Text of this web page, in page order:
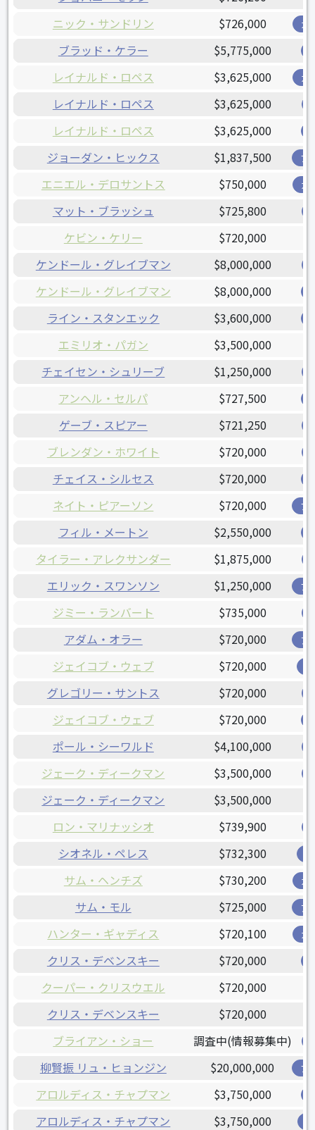
ニック・サンドリン $726,000 ガ
ブラッド・ケラー $5,775,000
レイナルド・ロペス $3,625,000 ガ
レイナルド・ロペス $3,625,000
レイナルド・ロペス $3,625,000
ジョーダン・ヒックス $1,837,500 ブ
エニエル・デロサントス $750,000 ガ
マット・ブラッシュ $725,800
ケビン・ケリー
$720,000
ケンドール・グレイブマン
$8,000,000
ケンドール・グレイブマン $8,000,000
ライン・スタンエック $3,600,000
エミリオ・パガン $3,500,000
チェイセン・シュリーブ $1,250,000
アンヘル・セルパ $727,500
ゲーブ・スピアー $721,250
ブレンダン・ホワイト $720,000
チェイス・シルセス $720,000
ネイト・ピアーソン $720,000 ブ
フィル・メートン $2,550,000
タイラー・アレクサンダー $1,875,000
エリック・スワンソン $1,250,000 ブ
ジミー・ランバート $735,000
アダム・オラー $720,000 ア
ジェイコブ・ウェブ $720,000
グレゴリー・サントス $720,000
ジェイコブ・ウェブ $720,000
ポール・シーワルド $4,100,000
ジェーク・ディークマン $3,500,000
ジェーク・ディークマン
$3,500,000
ロン・マリナッシオ
$739,900
シオネル・ペレス $732,300
サム・ヘンチズ $730,200 ガ
サム・モル $725,000 ア
ハンター・ギャディス $720,100 ガ
クリス・デベンスキー $720,000
クーパー・クリスウエル
$720,000
クリス・デベンスキー
$720,000
ブライアン・ショー
調査中(情報募集中)
柳賢振 リュ・ヒョンジン $20,000,000 ブ
アロルディス・チャプマン $3,750,000
アロルディス・チャプマン $3,750,000